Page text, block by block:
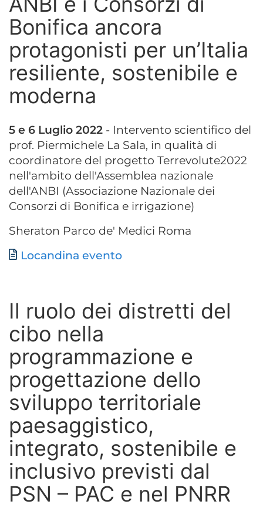
Bonifica ancora
protagonisti per un’Italia
resiliente, sostenibile e
moderna
5 e 6 Luglio 2022 - Intervento scientifico del
prof. Piermichele La Sala, in qualità di
coordinatore del progetto Terrevolute2022
nell'ambito dell'Assemblea nazionale
dell'ANBI (Associazione Nazionale dei
Consorzi di Bonifica e irrigazione)
Sheraton Parco de' Medici Roma
Documento
Locandina evento
Il ruolo dei distretti del
cibo nella
programmazione e
progettazione dello
sviluppo territoriale
paesaggistico,
integrato, sostenibile e
inclusivo previsti dal
PSN – PAC e nel PNRR